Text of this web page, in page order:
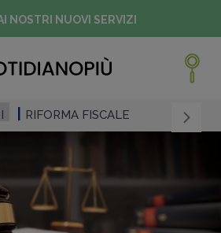
NOSTRI NUOVI SERVIZI
RIFORMA FISCALE